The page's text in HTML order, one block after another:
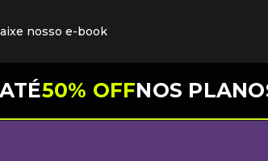
nosso e-book
ATÉ50% OFFNOS